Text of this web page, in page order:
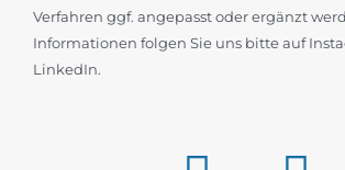
Verfahren ggf. angepasst oder ergänzt
Informationen folgen Sie uns bitte auf
LinkedIn.